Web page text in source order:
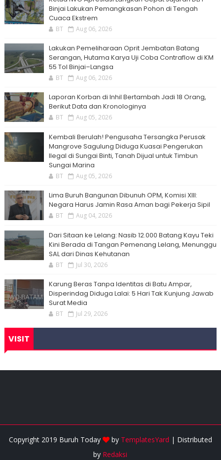
Binjai Lakukan Pemangkasan Pohon di Tengah
Cuaca Ekstrem
BT Aug 06, 2026
Lakukan Pemeliharaan Oprit Jembatan Batang
Serangan, Hutama Karya Uji Coba Contraflow di KM
55 Tol Binjai–Langsa
BT Aug 06, 2026
Laporan Korban di Inhil Bertambah Jadi 18 Orang,
Berikut Data dan Kronologinya
BT Aug 05, 2026
Kembali Berulah! Pengusaha Tersangka Perusak
Mangrove Sagulung Diduga Kuasai Pengerukan
Ilegal di Sungai Binti, Tanah Dijual untuk Timbun
Sungai Marina
BT Aug 05, 2026
Lima Buruh Bangunan Dibunuh OPM, Komisi XIII:
Negara Harus Jamin Rasa Aman bagi Pekerja Sipil
BT Aug 04, 2026
Dari Sitaan ke Lelang: Nasib 12.000 Batang Kayu Teki
Kini Berada di Tangan Pemenang Lelang, Menunggu
SAL dari Dinas Kehutanan
BT Jul 30, 2026
Karung Beras Tanpa Identitas di Batu Ampar,
Disperindag Diduga Lalai: 5 Hari Tak Kunjung Jawab
Surat Media
BT Jul 29, 2026
VISIT
Copyright 2019 Buruh Today by TemplatesYard | Distributed
by Redaksi